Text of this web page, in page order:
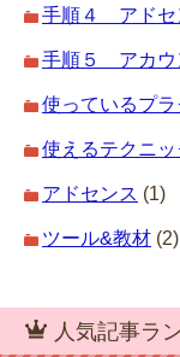
手順４ アドセ
手順５ アカウ
使っているプラ
使えるテクニッ
アドセンス (1)
ツール&教材 (2)
人気記事ラ